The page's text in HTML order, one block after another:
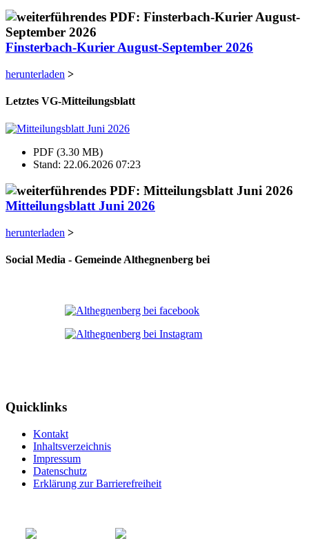
Finsterbach-Kurier August-September 2026
herunterladen >
Letztes VG-Mitteilungsblatt
PDF (3.30 MB)
Stand: 22.06.2026 07:23
Mitteilungsblatt Juni 2026
herunterladen >
Social Media - Gemeinde Althegnenberg bei
Quicklinks
Kontakt
Inhaltsverzeichnis
Impressum
Datenschutz
Erklärung zur Barrierefreiheit